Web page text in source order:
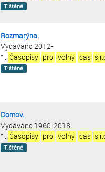
Tištěné
Rozmarýna.
Vydáváno 2012-
“... Časopisy pro volný čas
Tištěné
Domov.
Vydáváno 1960-2018
“... Časopisy pro volný čas
Tištěné